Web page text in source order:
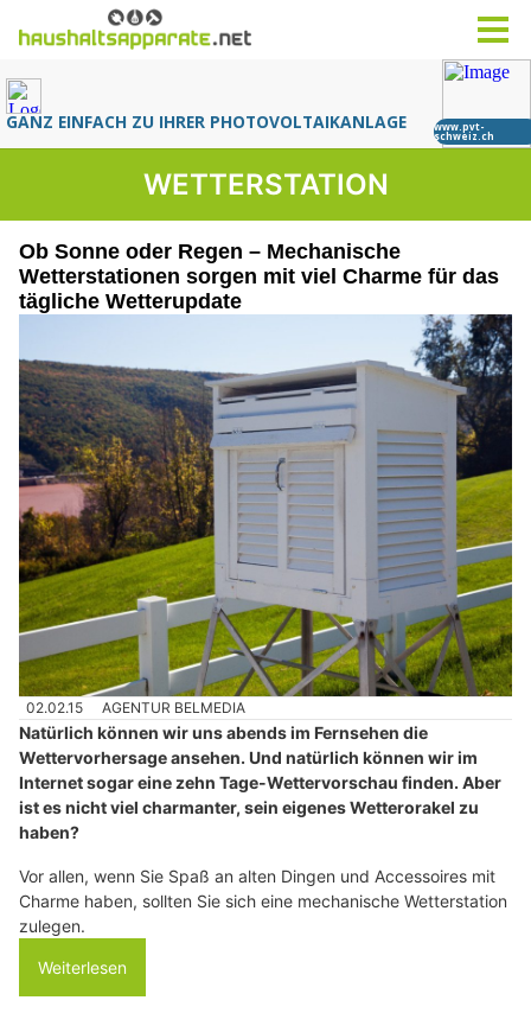
WETTERSTATION
Ob Sonne oder Regen – Mechanische
Wetterstationen sorgen mit viel Charme für das
tägliche Wetterupdate
02.02.15 AGENTUR BELMEDIA
Natürlich können wir uns abends im Fernsehen die
Wettervorhersage ansehen. Und natürlich können wir im
Internet sogar eine zehn Tage-Wettervorschau finden. Aber
ist es nicht viel charmanter, sein eigenes Wetterorakel zu
haben?
Vor allen, wenn Sie Spaß an alten Dingen und Accessoires mit
Charme haben, sollten Sie sich eine mechanische Wetterstation
zulegen.
Weiterlesen